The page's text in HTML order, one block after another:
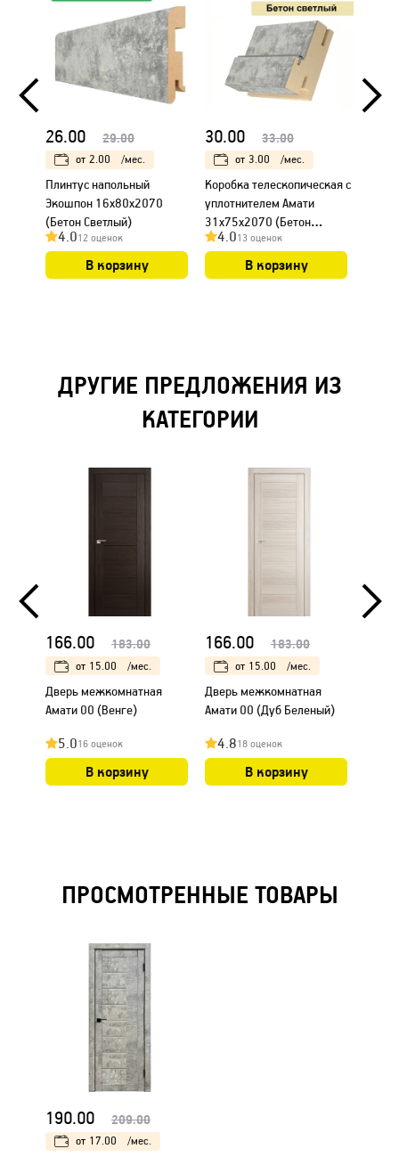
26.00 29.00
от 2.00 /мес.
Плинтус напольный
Экошпон 16х80х2070
(Бетон Светлый)
4.012 оценок
В корзину
30.00 33.00
от 3.00 /мес.
Коробка телескопическая с
уплотнителем Амати
31х75х2070 (Бетон
Светлый)
4.013 оценок
В корзину
ДРУГИЕ ПРЕДЛОЖЕНИЯ ИЗ
КАТЕГОРИИ
166.00 183.00
от 15.00 /мес.
Дверь межкомнатная
Амати 00 (Венге)
5.016 оценок
В корзину
166.00 183.00
от 15.00 /мес.
Дверь межкомнатная
Амати 00 (Дуб Беленый)
4.818 оценок
В корзину
ПРОСМОТРЕННЫЕ ТОВАРЫ
190.00 209.00
от 17.00 /мес.